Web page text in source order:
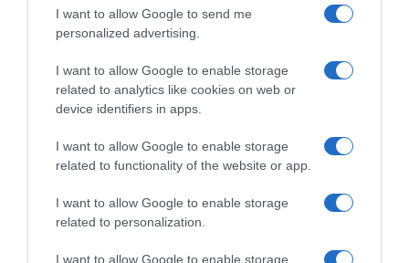
I want to allow Google to send me
personalized advertising.
I want to allow Google to enable storage
related to analytics like cookies on web or
device identifiers in apps.
I want to allow Google to enable storage
related to functionality of the website or app.
I want to allow Google to enable storage
related to personalization.
I want to allow Google to enable storage
ΑΣΚΛΗΠΙΕΙΟ ΒΟΥΛΑΣ ΑΥΤΟΚΤΟΝΙΑ
ΔΙΑΦΗΜΙΣΗ